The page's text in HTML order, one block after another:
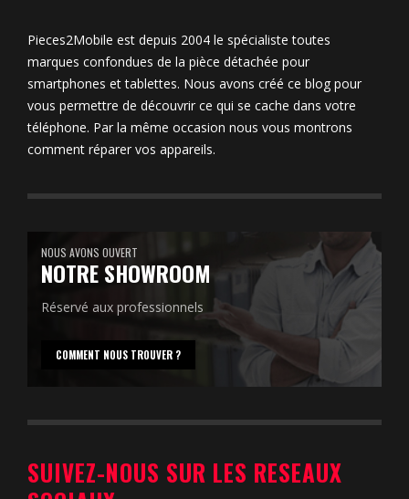
Pieces2Mobile est depuis 2004 le spécialiste toutes
marques confondues de la pièce détachée pour
smartphones et tablettes. Nous avons créé ce blog pour
vous permettre de découvrir ce qui se cache dans votre
téléphone. Par la même occasion nous vous montrons
comment réparer vos appareils.
NOUS AVONS OUVERT
NOTRE SHOWROOM
Réservé aux professionnels
COMMENT NOUS TROUVER ?
SUIVEZ-NOUS SUR LES RESEAUX